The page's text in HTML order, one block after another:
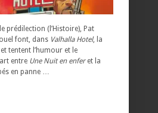
prédilection (l’Histoire), Pat
font, dans Valhalla Hotel, la
tentent l’humour et le
entre Une Nuit en enferet la
en panne …